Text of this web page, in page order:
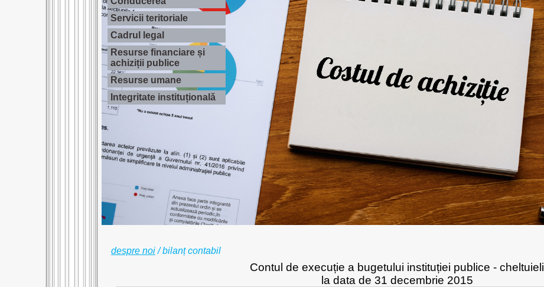
Servicii teritoriale
Cadrul legal
Resurse financiare și
achiziții publice
Resurse umane
Integritate instituțională
despre noi/bilanț contabil
Contul de execuție a bugetului instituției publice - cheltuieli
la data de 31 decembrie 2015